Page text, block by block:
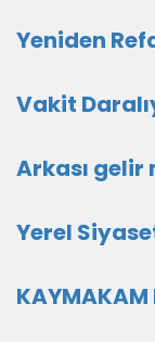
Yeniden
Vakit
Arkası gelir
Yerel
KAYMAKAM